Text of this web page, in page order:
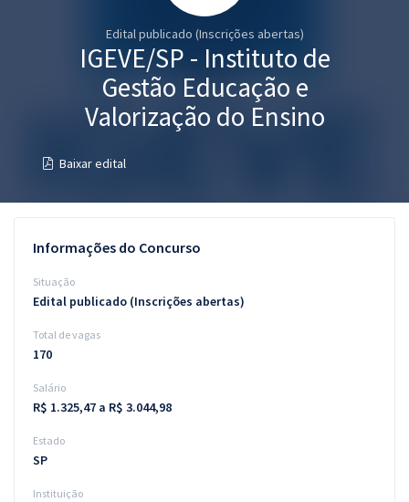
Mentorias
Conteúdo gratuito
Blog
Edital publicado (Inscrições abertas)
IGEVE/SP - Instituto de
Gestão Educação e
Valorização do Ensino
Baixar edital
Informações do Concurso
Situação
Edital publicado (Inscrições abertas)
Total de vagas
170
Salário
R$ 1.325,47 a R$ 3.044,98
Estado
SP
Instituição